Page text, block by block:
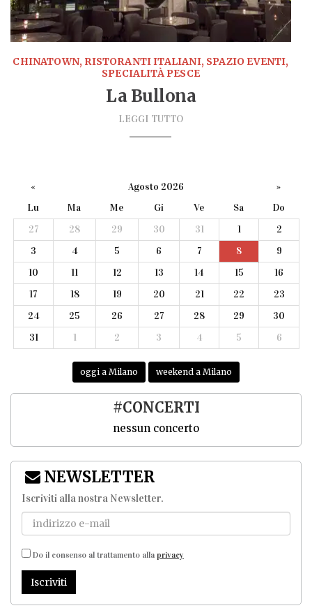
CHINATOWN, RISTORANTI ITALIANI, SPAZIO EVENTI,
SPECIALITÀ PESCE
La Bullona
LEGGI TUTTO
« Agosto 2026
»
Lu
Ma Me Gi Ve Sa
Do
27
28 29 30 31 1
2
3
4 5 6 7 8
9
10
11 12 13 14 15
16
17
18 19 20 21 22
23
24
25 26 27 28 29
30
31
1 2 3 4 5 6
oggi a Milano weekend a Milano
#CONCERTI
nessun concerto
NEWSLETTER
Iscriviti alla nostra Newsletter.
Do il consenso al trattamento alla privacy
Iscriviti